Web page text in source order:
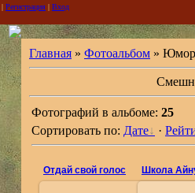
| Регистрация | Вход
Главная » Фотоальбом » Юмор
Фотографий в альбоме: 25
Сортировать по: Дате ·
Отдай свой голос Школа